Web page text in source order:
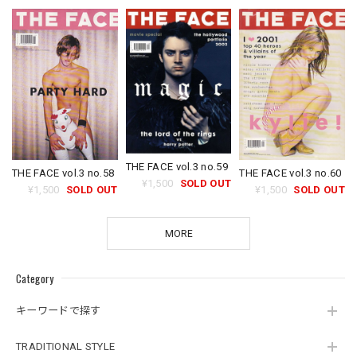
Category
キーワードで探す
TRADITIONAL STYLE
THE FACE vol.3 no.58
¥1,500
SOLD OUT
THE FACE vol.3 no.59
¥1,500
SOLD OUT
THE FACE vol.3 no.60
¥1,500 SOLD OUT
MORE